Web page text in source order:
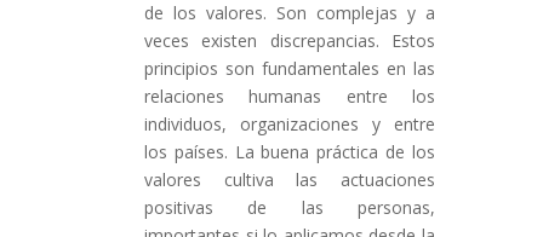
de los valores. Son complejas y a
veces existen discrepancias. Estos
principios son fundamentales en las
relaciones humanas entre los
individuos, organizaciones y entre
los países. La buena práctica de los
valores cultiva las actuaciones
positivas de las personas,